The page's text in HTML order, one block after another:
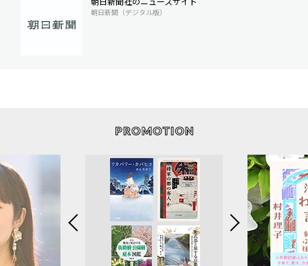
朝日新聞（デジタル版）